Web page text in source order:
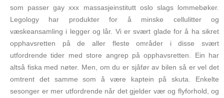
som passer gay xxx massasjeinstitutt oslo slags lommebøker.
Legology har produkter for å minske cellulitter og
væskeansamling i legger og lår. Vi er svært glade for å ha sikret
opphavsretten på de aller fleste områder i disse svært
utfordrende tider med store angrep på opphavsretten. Ein har
altså fiska med nøter. Men, om du er sjåfør av bilen så er vel det
omtrent det samme som å være kaptein på skuta. Enkelte
sesonger er mer utfordrende når det gjelder vær og flyforhold, og